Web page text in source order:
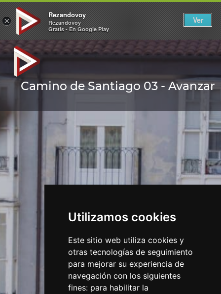
Utilizamos cookies
Este sitio web utiliza cookies y
otras tecnologías de seguimiento
para mejorar su experiencia de
navegación con los siguientes
fines: para habilitar la
×
Rezandovoy
Rezandovoy
Gratis - En Google Play
Ver
Camino de Santiago 03 - Avanzar